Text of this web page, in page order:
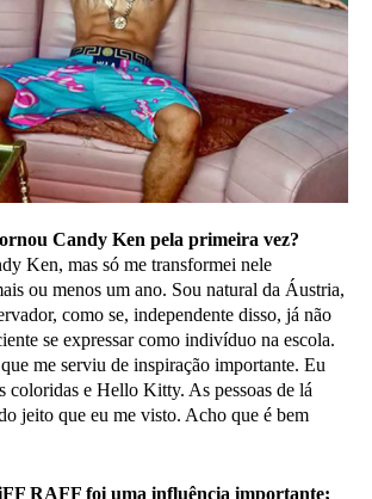
Candy Ken pela primeira vez?
Ken, mas só me transformei nele
ou menos um ano. Sou natural da Áustria,
como se, independente disso, já não
se expressar como indivíduo na escola.
me serviu de inspiração importante. Eu
coloridas e Hello Kitty. As pessoas de lá
jeito que eu me visto. Acho que é bem
RAFF foi uma influência importante;